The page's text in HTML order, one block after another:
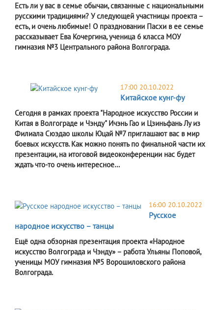
Есть ли у вас в семье обычаи, связанные с национальными
русскими традициями? У следующей участницы проекта –
есть, и очень любимые! О праздновании Пасхи в ее семье
рассказывает Ева Кочергина, ученица 6 класса МОУ
гимназия №3 Центрального района Волгограда.
17:00 20.10.2022
Китайское кунг-фу
Сегодня в рамках проекта "Народное искусство России и
Китая в Волгограде и Чэнду" Ичэнь Гао и Цзиньфань Лу из
Филиала Сюэдао школы Юцай №7 приглашают вас в мир
боевых искусств. Как можно понять по финальной части их
презентации, на итоговой видеоконференции нас будет
ждать что-то очень интересное…
16:00 20.10.2022
Русское
народное искусство – танцы
Ещё одна обзорная презентация проекта «Народное
искусство Волгограда и Чэнду» – работа Ульяны Поповой,
ученицы МОУ гимназия №5 Ворошиловского района
Волгограда.